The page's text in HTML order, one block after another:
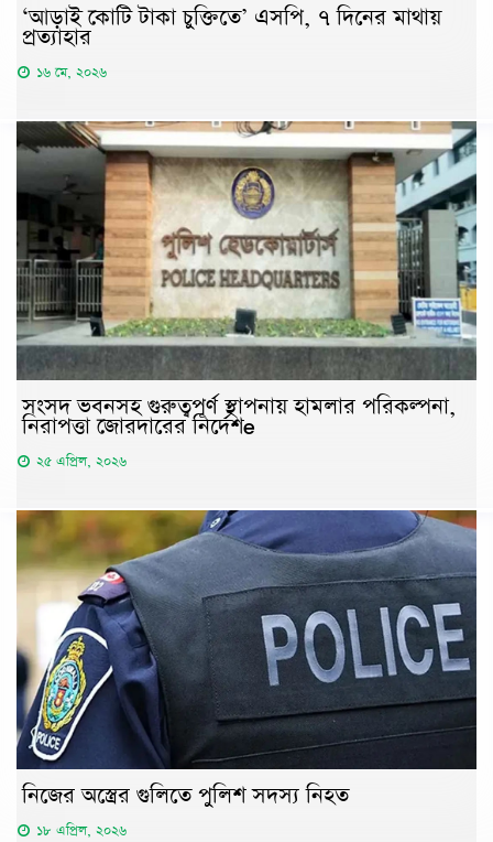
‘আড়াই কোটি টাকা চুক্তিতে’ এসপি, ৭ দিনের মাথায়
প্রত্যাহার
১৬ মে, ২০২৬
সংসদ ভবনসহ গুরুত্বপূর্ণ স্থাপনায় হামলার পরিকল্পনা,
নিরাপত্তা জোরদারের নির্দেশe
২৫ এপ্রিল, ২০২৬
নিজের অস্ত্রের গুলিতে পুলিশ সদস্য নিহত
১৮ এপ্রিল, ২০২৬